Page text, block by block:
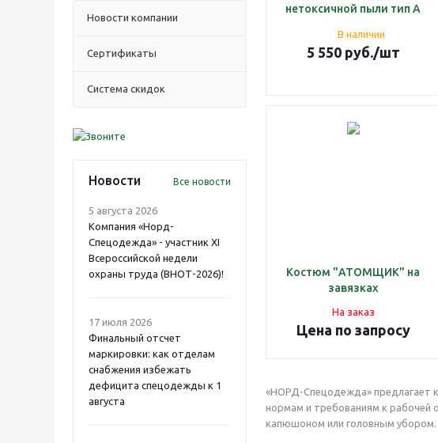
Новости компании
Cертификаты
Система скидок
Новости Все новости
5 августа 2026
Компания «Норд-
Спецодежда» - участник XI
Всероссийской недели
охраны труда (ВНОТ-2026)!
17 июля 2026
Финальный отсчет
маркировки: как отделам
снабжения избежать
дефицита спецодежды к 1
августа
нетоксичной пыли тип А
В наличии
5 550руб./шт
Костюм "АТОМЩИК" на
завязках
На заказ
Цена по запросу
«НОРД-Спецодежда» предлагает
нормам и требованиям к рабочей
капюшоном или головным убором.